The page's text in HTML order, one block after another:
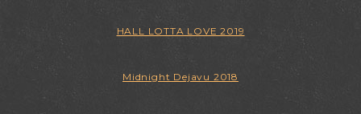
HALL LOTTA LOVE 2019
Midnight Dejavu 2018